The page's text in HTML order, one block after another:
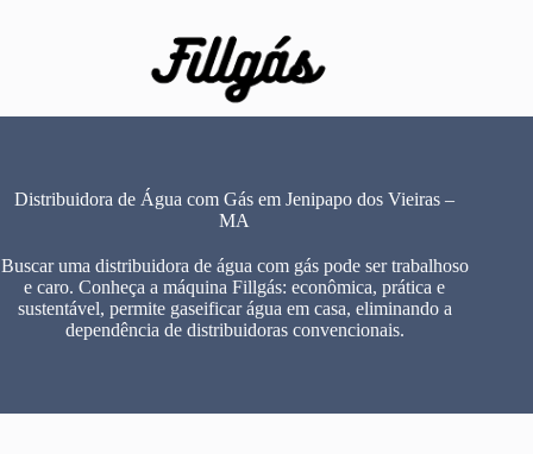
Distribuidora de Água com Gás em Jenipapo dos Vieiras –
MA
Buscar uma distribuidora de água com gás pode ser trabalhoso
e caro. Conheça a máquina Fillgás: econômica, prática e
sustentável, permite gaseificar água em casa, eliminando a
dependência de distribuidoras convencionais.